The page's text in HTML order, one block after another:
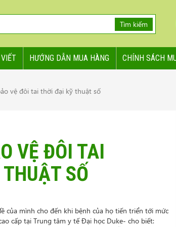
Tìm kiếm
HƯỚNG DẪN MUA HÀNG CHÍNH SÁCH
vệ đôi tai thời đại kỹ thuật số
VỆ ĐÔI TAI
SỐ
của mình cho đến khi bệnh của họ tiến triển tới mức
cấp tại Trung tâm y tế Đại học Duke- cho biết: